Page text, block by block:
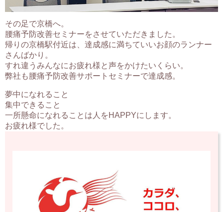
その足で京橋へ。
腰痛予防改善セミナーをさせていただきました。
帰りの京橋駅付近は、達成感に満ちていいお顔のランナー
さんばかり。
すれ違うみんなにお疲れ様と声をかけたいくらい。
弊社も腰痛予防改善サポートセミナーで達成感。
夢中になれること
集中できること
一所懸命になれることは人をHAPPYにします。
お疲れ様でした。